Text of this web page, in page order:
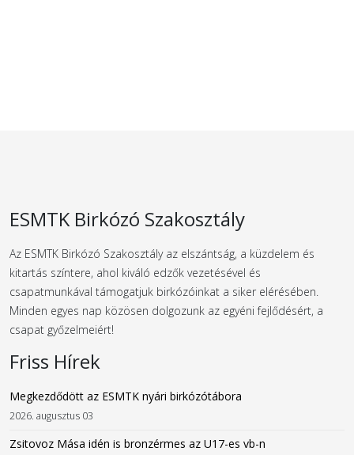
ESMTK Birkózó Szakosztály
Az ESMTK Birkózó Szakosztály az elszántság, a küzdelem és
kitartás színtere, ahol kiváló edzők vezetésével és
csapatmunkával támogatjuk birkózóinkat a siker elérésében.
Minden egyes nap közösen dolgozunk az egyéni fejlődésért, a
csapat győzelmeiért!
Friss Hírek
Megkezdődött az ESMTK nyári birkózótábora
2026. augusztus 03
Zsitovoz Mása idén is bronzérmes az U17-es vb-n